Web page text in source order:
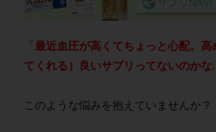
最近血圧が高くてちょっと心配。
てくれる）良いサプリってないのかな
このような悩みを抱えていませんか？